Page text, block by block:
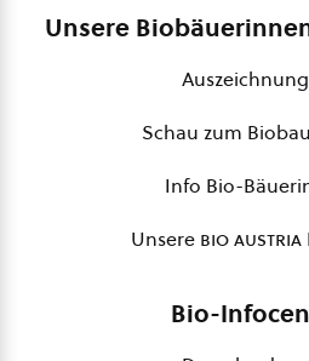
Unsere
Schau zum
Info Bio-
Unsere bio austria
Bio-